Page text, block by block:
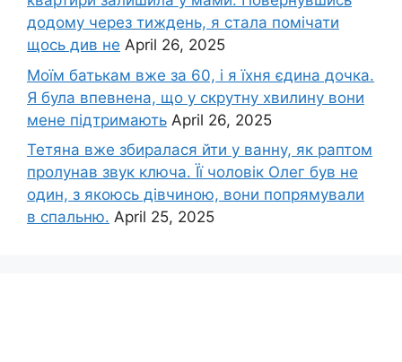
додому через тиждень, я стала помічати
щось див не April 26, 2025
Моїм батькам вже за 60, і я їхня єдина дочка.
Я була впевнена, що у скрутну хвилину вони
мене підтримають April 26, 2025
Тетяна вже збиралася йти у ванну, як раптом
пролунав звук ключа. Її чоловік Олег був не
один, з якоюсь дівчиною, вони попрямували
в спальню. April 25, 2025